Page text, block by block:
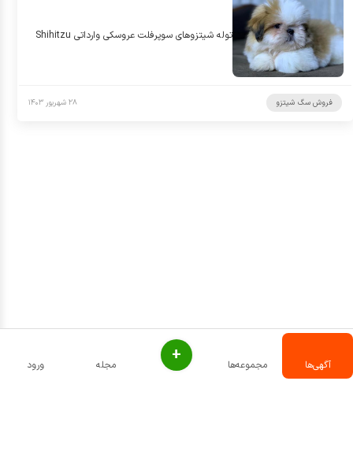
توله شيتزوهاى سوپرفلت عروسكى وارداتى Shihitzu
فروش سگ شیتزو ۲۸ شهریور ۱۴۰۳
ورود مجله + مجموعه‌ها آگهی‌ها